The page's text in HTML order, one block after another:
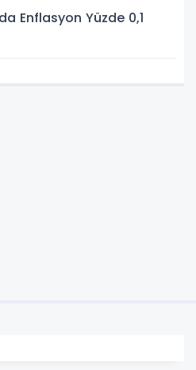
Enflasyon Yüzde 0,1